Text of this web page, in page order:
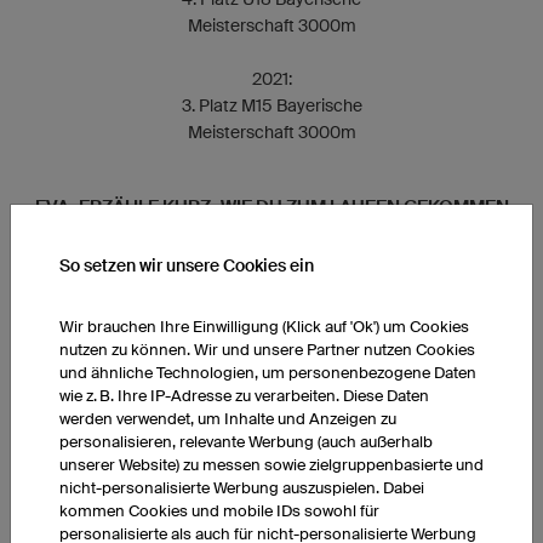
Meisterschaft 3000m
2021:
3. Platz M15 Bayerische
Meisterschaft 3000m
EVA, ERZÄHLE KURZ, WIE DU ZUM LAUFEN GEKOMMEN
neue Gegenden zu erkunden. Nach meinem Abitur wollte ich
dann, um meine Schulzeit endgültig abzuschließen, unbedingt
einmal einen Marathon laufen. Nur für mich. Ich entschied mich
spontan für den Dreiburgenlandmarathon. Ich war komplett
unvorbereitet und hatte keine Ahnung, von dem was da auf
mich zukommen würde. Bei diesem Lauf schloss ich eine tiefe
Freundschaft. Hans, ein erfahrener Läufer, begleitete mich den
ganzen Lauf über. Seine Liebe zum Laufen war ansteckend und
So setzen wir unsere Cookies ein
Wir brauchen Ihre Einwilligung (Klick auf 'Ok') um Cookies
nutzen zu können. Wir und unsere Partner nutzen Cookies
und ähnliche Technologien, um personenbezogene Daten
wie z. B. Ihre IP-Adresse zu verarbeiten. Diese Daten
werden verwendet, um Inhalte und Anzeigen zu
personalisieren, relevante Werbung (auch außerhalb
unserer Website) zu messen sowie zielgruppenbasierte und
nicht-personalisierte Werbung auszuspielen. Dabei
kommen Cookies und mobile IDs sowohl für
personalisierte als auch für nicht-personalisierte Werbung